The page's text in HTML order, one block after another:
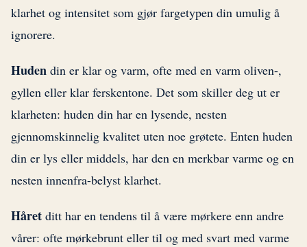
klarhet og intensitet som gjør fargetypen din umulig å
ignorere.
Huden din er klar og varm, ofte med en varm oliven-,
gyllen eller klar ferskentone. Det som skiller deg ut er
klarheten: huden din har en lysende, nesten
gjennomskinnelig kvalitet uten noe grøtete. Enten huden
din er lys eller middels, har den en merkbar varme og en
nesten innenfra-belyst klarhet.
Håret ditt har en tendens til å være mørkere enn andre
vårer: ofte mørkebrunt eller til og med svart med varme